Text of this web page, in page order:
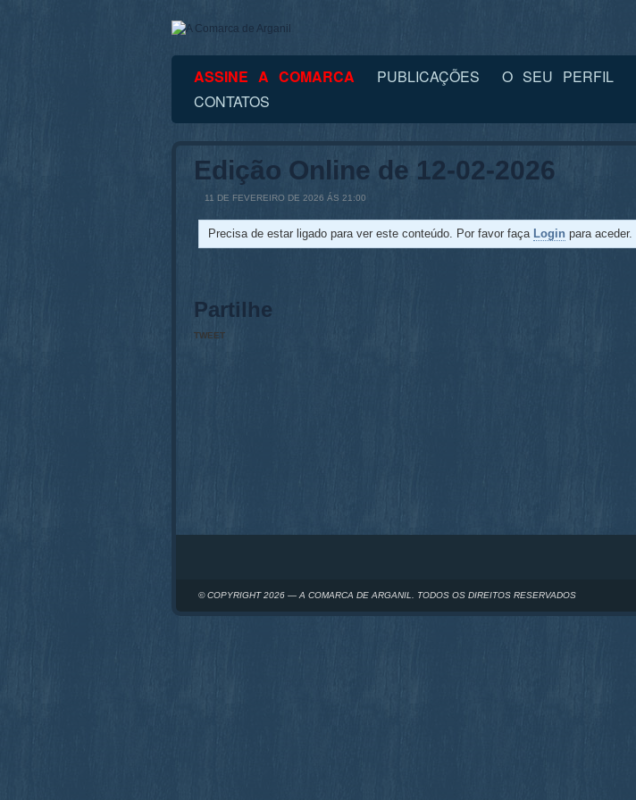
ASSINE A COMARCA PUBLICAÇÕES O SEU PERFIL
CONTATOS
Edição Online de 12-02-2026
11 DE FEVEREIRO DE 2026 ÁS 21:00
Precisa de estar ligado para ver este conteúdo. Por favor faça Login para aceder.
Partilhe
TWEET
© COPYRIGHT 2026 — A COMARCA DE ARGANIL. TODOS OS DIREITOS RESERVADOS